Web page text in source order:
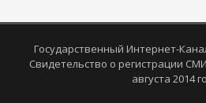
Государственный Интернет-
Свидетельство о регистрации
августа 2014